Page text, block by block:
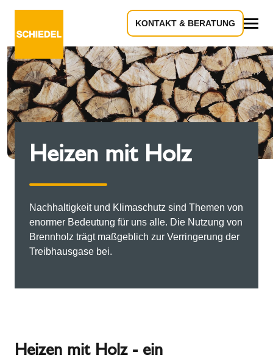
KONTAKT & BERATUNG
Heizen mit Holz
Nachhaltigkeit und Klimaschutz sind Themen von
enormer Bedeutung für uns alle. Die Nutzung von
Brennholz trägt maßgeblich zur Verringerung der
Treibhausgase bei.
Heizen mit Holz - ein